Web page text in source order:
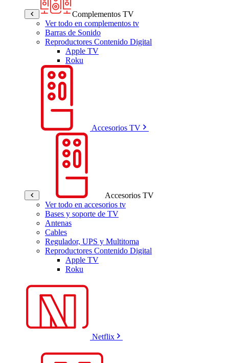
Complementos TV
Ver todo en complementos tv
Barras de Sonido
Reproductores Contenido Digital
Apple TV
Roku
Accesorios TV
Accesorios TV
Ver todo en accesorios tv
Bases y soporte de TV
Antenas
Cables
Regulador, UPS y Multitoma
Reproductores Contenido Digital
Apple TV
Roku
Netflix